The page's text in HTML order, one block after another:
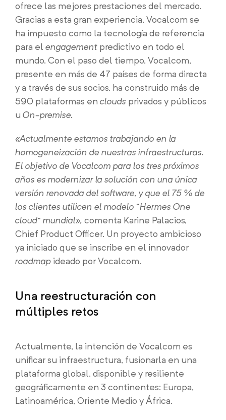
ofrece las mejores prestaciones del mercado.
Gracias a esta gran experiencia, Vocalcom se
ha impuesto como la tecnología de referencia
para el engagement predictivo en todo el
mundo. Con el paso del tiempo, Vocalcom,
presente en más de 47 países de forma directa
y a través de sus socios, ha construido más de
590 plataformas en clouds privados y públicos
u On-premise.
«Actualmente estamos trabajando en la
homogeneización de nuestras infraestructuras.
El objetivo de Vocalcom para los tres próximos
años es modernizar la solución con una única
versión renovada del software, y que el 75 % de
los clientes utilicen el modelo “Hermes One
cloud” mundial», comenta Karine Palacios,
Chief Product Officer. Un proyecto ambicioso
ya iniciado que se inscribe en el innovador
roadmap ideado por Vocalcom.
Una reestructuración con
múltiples retos
Actualmente, la intención de Vocalcom es
unificar su infraestructura, fusionarla en una
plataforma global, disponible y resiliente
geográficamente en 3 continentes: Europa,
Latinoamérica, Oriente Medio y África.